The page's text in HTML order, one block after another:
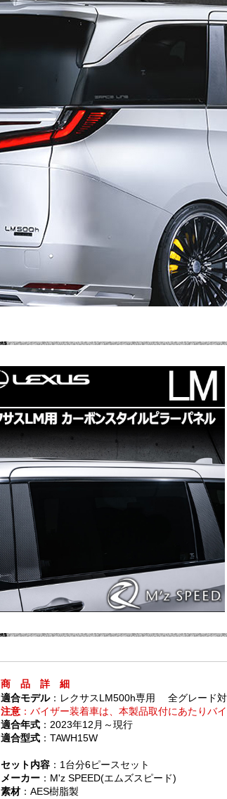
商 品 詳 細
適合モデル：レクサスLM500h専用 全グレード
注意 ：バイザー装着車は、本製品取付にあたりバ
適合年式 ：2023年12月～現行
適合型式 ：TAWH15W
セット内容 ：1台分6ピースセット
メーカー ：M'z SPEED(エムズスピード)
素材：AES樹脂製